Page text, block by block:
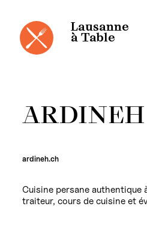
contenu
Lausanne
à Table
ARDINEH
ardineh.ch
Cuisine persane authentique
traiteur, cours de cuisine et